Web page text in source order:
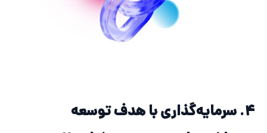
۴. سرمایه‌گذاری با هدف توسعه